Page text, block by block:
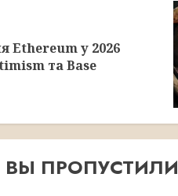
Ethereum у 2026
та Base
ПРОПУСТИЛИ